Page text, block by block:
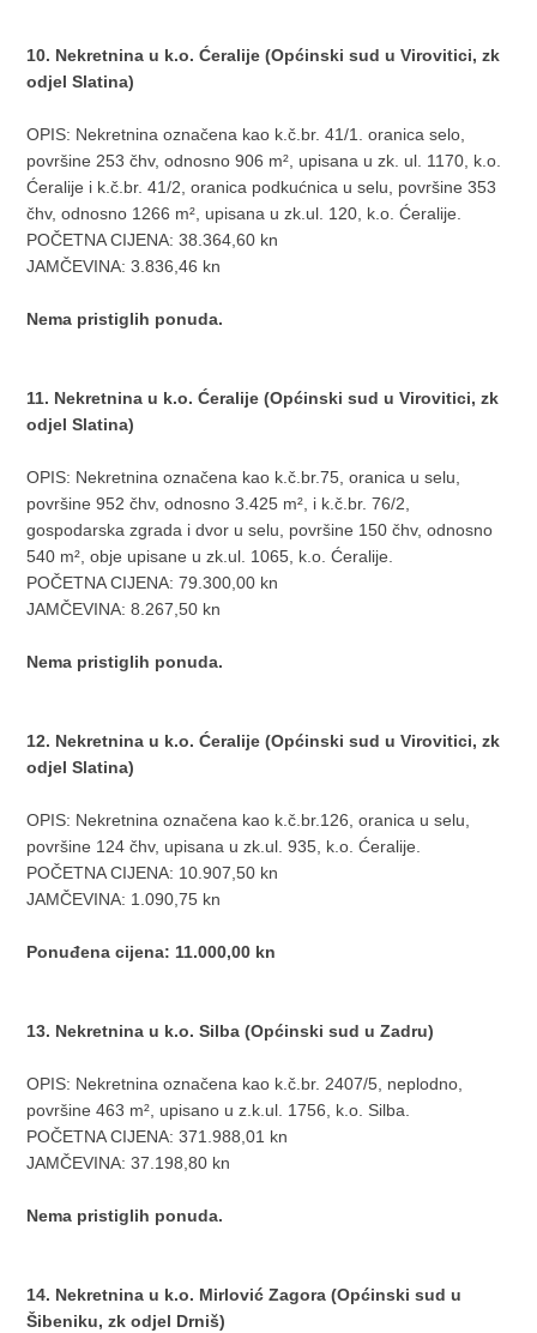
10. Nekretnina u k.o. Ćeralije (Općinski sud u Virovitici, zk
odjel Slatina)
OPIS: Nekretnina označena kao k.č.br. 41/1. oranica selo,
površine 253 čhv, odnosno 906 m², upisana u zk. ul. 1170, k.o.
Ćeralije i k.č.br. 41/2, oranica podkućnica u selu, površine 353
čhv, odnosno 1266 m², upisana u zk.ul. 120, k.o. Ćeralije.
POČETNA CIJENA: 38.364,60 kn
JAMČEVINA: 3.836,46 kn
Nema pristiglih ponuda.
11. Nekretnina u k.o. Ćeralije (Općinski sud u Virovitici, zk
odjel Slatina)
OPIS: Nekretnina označena kao k.č.br.75, oranica u selu,
površine 952 čhv, odnosno 3.425 m², i k.č.br. 76/2,
gospodarska zgrada i dvor u selu, površine 150 čhv, odnosno
540 m², obje upisane u zk.ul. 1065, k.o. Ćeralije.
POČETNA CIJENA: 79.300,00 kn
JAMČEVINA: 8.267,50 kn
Nema pristiglih ponuda.
12. Nekretnina u k.o. Ćeralije (Općinski sud u Virovitici, zk
odjel Slatina)
OPIS: Nekretnina označena kao k.č.br.126, oranica u selu,
površine 124 čhv, upisana u zk.ul. 935, k.o. Ćeralije.
POČETNA CIJENA: 10.907,50 kn
JAMČEVINA: 1.090,75 kn
Ponuđena cijena: 11.000,00 kn
13. Nekretnina u k.o. Silba (Općinski sud u Zadru)
OPIS: Nekretnina označena kao k.č.br. 2407/5, neplodno,
površine 463 m², upisano u z.k.ul. 1756, k.o. Silba.
POČETNA CIJENA: 371.988,01 kn
JAMČEVINA: 37.198,80 kn
Nema pristiglih ponuda.
14. Nekretnina u k.o. Mirlović Zagora (Općinski sud u
Šibeniku, zk odjel Drniš)